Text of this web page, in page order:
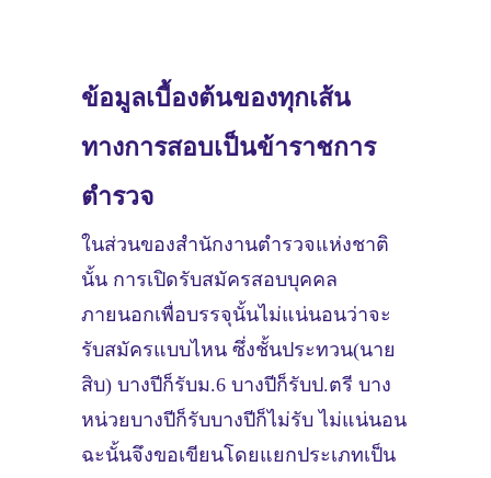
ข้อมูลเบื้องต้นของทุกเส้น
ทางการสอบเป็นข้าราชการ
ตำรวจ
ในส่วนของสำนักงานตำรวจแห่งชาติ
นั้น การเปิดรับสมัครสอบบุคคล
ภายนอกเพื่อบรรจุนั้นไม่แน่นอนว่าจะ
รับสมัครแบบไหน ซึ่งชั้นประทวน(นาย
สิบ) บางปีก็รับม.6 บางปีก็รับป.ตรี บาง
หน่วยบางปีก็รับบางปีก็ไม่รับ ไม่แน่นอน
ฉะนั้นจึงขอเขียนโดยแยกประเภทเป็น